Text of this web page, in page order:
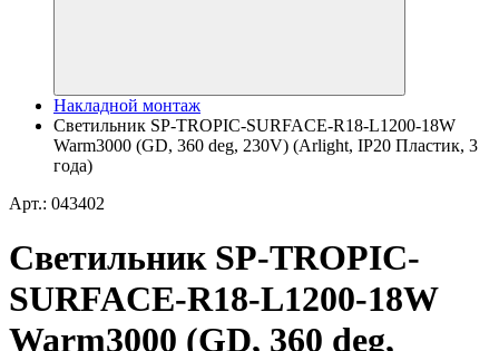
Накладной монтаж
Светильник SP-TROPIC-SURFACE-R18-L1200-18W
Warm3000 (GD, 360 deg, 230V) (Arlight, IP20 Пластик, 3
года)
Арт.: 043402
Светильник SP-TROPIC-
SURFACE-R18-L1200-18W
Warm3000 (GD, 360 deg,